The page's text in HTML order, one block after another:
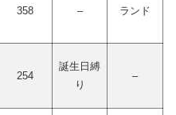
358 – ランド
254
誕生日縛
り
–